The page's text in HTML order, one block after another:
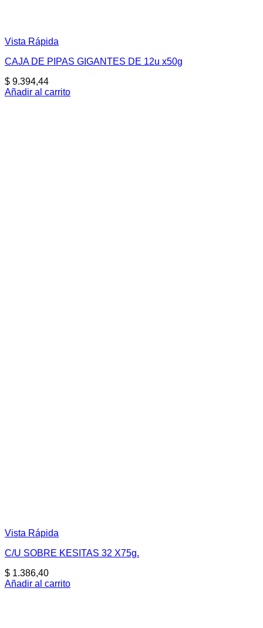
Vista Rápida
CAJA DE PIPAS GIGANTES DE 12u x50g
$ 9.394,44
Añadir al carrito
Vista Rápida
C/U SOBRE KESITAS 32 X75g.
$ 1.386,40
Añadir al carrito